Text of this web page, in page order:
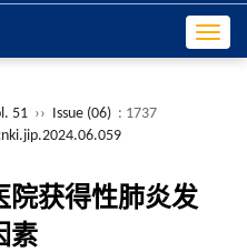
51 ›› Issue (06) : 1737
院获得性肺炎发
素